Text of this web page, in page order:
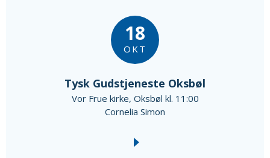
18
OKT
Tysk Gudstjeneste Oksbøl
Vor Frue kirke, Oksbøl kl. 11:00
Cornelia Simon